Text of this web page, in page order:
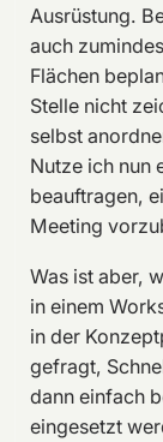
Ausrüstung.
auch
Flächen
Stelle nicht
selbst
Nutze ich nun
beauftragen,
Meeting
Was ist aber,
in einem
in der
gefragt,
dann einfach
eingesetzt